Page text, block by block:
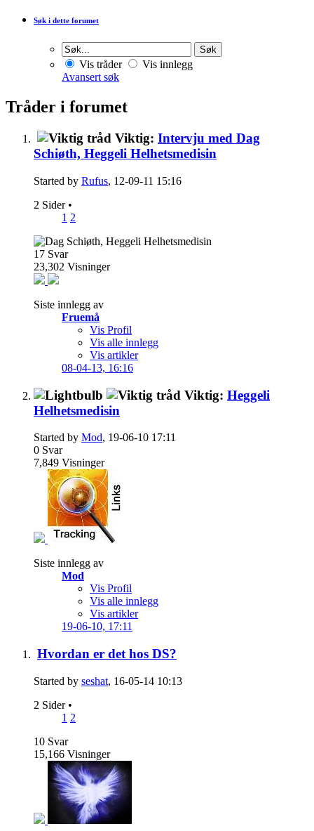
Søk i dette forumet
Vis tråder
Vis innlegg
Avansert søk
Tråder i forumet
Viktig: Intervju med Dag
Schiøth, Heggeli Helhetsmedisin
Started by Rufus, 12-09-11 15:16
2 Sider •
1 2
17 Svar
23,302 Visninger
Siste innlegg av
Fruemå
Vis Profil
Vis alle innlegg
Vis artikler
08-04-13, 16:16
Viktig: Heggeli
Helhetsmedisin
Started by Mod, 19-06-10 17:11
0 Svar
7,849 Visninger
Siste innlegg av
Mod
Vis Profil
Vis alle innlegg
Vis artikler
19-06-10, 17:11
Hvordan er det hos DS?
Started by seshat, 16-05-14 10:13
2 Sider •
1 2
10 Svar
15,166 Visninger